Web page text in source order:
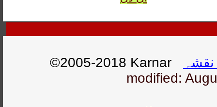
©2005-2018 Karnar
modified: